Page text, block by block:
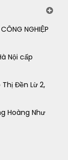
NGHIỆP
Nội cấp
Đền Lừ 2,
Hoàng Như